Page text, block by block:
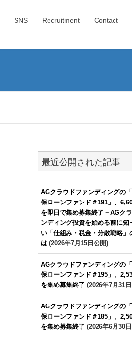
SNS Recruitment Contact
最近公開された記事
AGクラウドファンディングの
保ローンファンド＃191」、
を即日で集め募集終了－AGク
ンディング投資を始める前に知
い「仕組み・税金・分散戦略」
は(2026年7月15日公開)
AGクラウドファンディングの
保ローンファンド＃195」、
を集め募集終了 (2026年7月31
AGクラウドファンディングの
保ローンファンド＃185」、
を集め募集終了 (2026年6月30